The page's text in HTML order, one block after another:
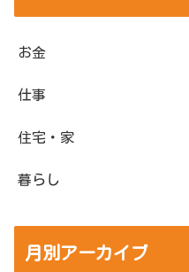
お金
仕事
住宅・家
暮らし
月別アーカイブ